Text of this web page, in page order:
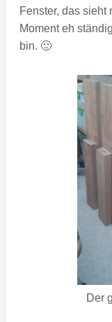
Fenster, das sieht
Moment eh
bin. 🙂
Der